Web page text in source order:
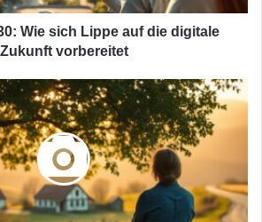
Wie sich Lippe auf die digitale
Zukunft vorbereitet